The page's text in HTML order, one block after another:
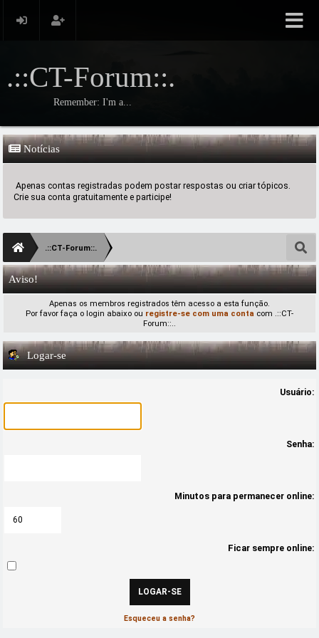
.::CT-Forum::.
Remember: I'm a...
Notícias
Apenas contas registradas podem postar respostas ou criar tópicos.
Crie sua conta gratuitamente e participe!
.::CT-Forum::.
Aviso!
Apenas os membros registrados têm acesso a esta função.
Por favor faça o login abaixo ou registre-se com uma conta com .::CT-
Forum::..
Logar-se
Usuário:
Senha:
Minutos para permanecer online:
Ficar sempre online:
Esqueceu a senha?